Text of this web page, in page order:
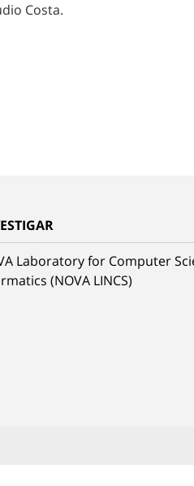
Costa.
Laboratory for Computer
(NOVA LINCS)